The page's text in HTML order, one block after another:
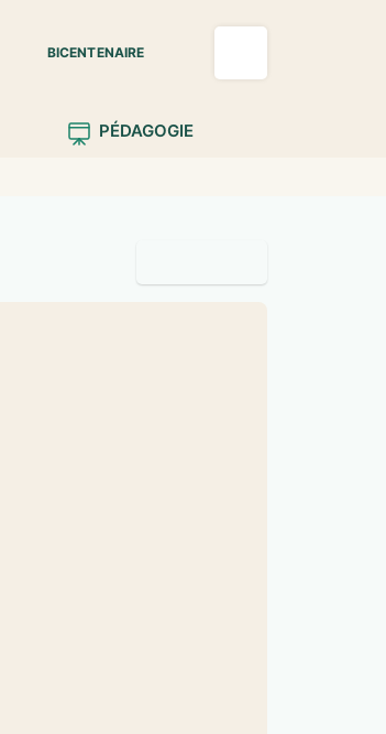
BICENTENAIRE
PÉDAGOGIE